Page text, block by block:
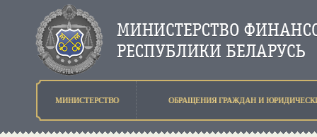
МИНИСТЕРСТВО ОБРАЩЕНИЯ ГРАЖДАН И